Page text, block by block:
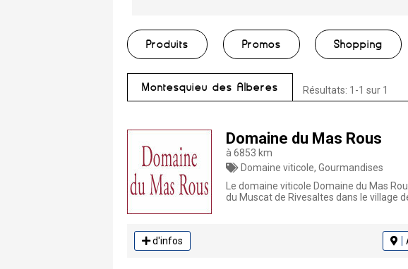
Produits Promos Shopping
Montesquieu des Albères Résultats: 1-1 sur 1
Domaine du Mas Rous
à 6853 km
Domaine viticole, Gourmandises
Le domaine viticole Domaine du Mas
du Muscat de Rivesaltes dans le village
d'infos